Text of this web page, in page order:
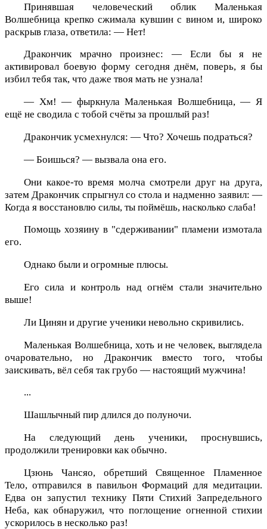
Принявшая человеческий облик Маленькая
Волшебница крепко сжимала кувшин с вином и, широко
раскрыв глаза, ответила: — Нет!
Дракончик мрачно произнес: — Если бы я не
активировал боевую форму сегодня днём, поверь, я бы
избил тебя так, что даже твоя мать не узнала!
— Хм! — фыркнула Маленькая Волшебница, — Я
ещё не сводила с тобой счёты за прошлый раз!
Дракончик усмехнулся: — Что? Хочешь подраться?
— Боишься? — вызвала она его.
Они какое-то время молча смотрели друг на друга,
затем Дракончик спрыгнул со стола и надменно заявил: —
Когда я восстановлю силы, ты поймёшь, насколько слаба!
Помощь хозяину в "сдерживании" пламени измотала
его.
Однако были и огромные плюсы.
Его сила и контроль над огнём стали значительно
выше!
Ли Цинян и другие ученики невольно скривились.
Маленькая Волшебница, хоть и не человек, выглядела
очаровательно, но Дракончик вместо того, чтобы
заискивать, вёл себя так грубо — настоящий мужчина!
...
Шашлычный пир длился до полуночи.
На следующий день ученики, проснувшись,
продолжили тренировки как обычно.
Цзюнь Чансяо, обретший Священное Пламенное
Тело, отправился в павильон Формаций для медитации.
Едва он запустил технику Пяти Стихий Запредельного
Неба, как обнаружил, что поглощение огненной стихии
ускорилось в несколько раз!